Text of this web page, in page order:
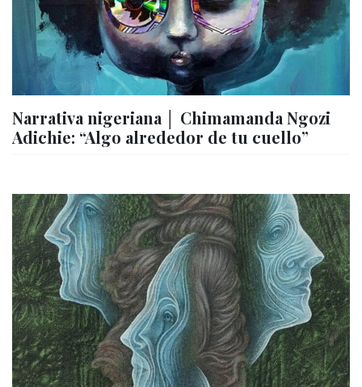
Narrativa nigeriana │ Chimamanda Ngozi
Adichie: “Algo alrededor de tu cuello”